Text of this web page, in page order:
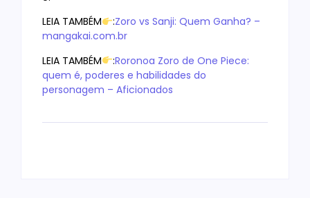
LEIA TAMBÉM
:Zoro vs Sanji: Quem Ganha? –
mangakai.com.br
LEIA TAMBÉM
:Roronoa Zoro de One Piece:
quem é, poderes e habilidades do
personagem – Aficionados